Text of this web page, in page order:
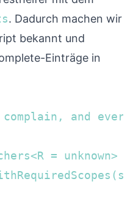
. Dadurch machen wir
bekannt und
Einträge in
and
=